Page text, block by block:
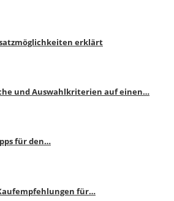
erklärt
und Auswahlkriterien auf einen…
für den…
für…